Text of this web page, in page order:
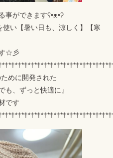
事ができますʕ•ᴥ•ʔ
い【暑い日も、涼しく】【寒
☆彡
めに開発された
、ずっと快適に』
です